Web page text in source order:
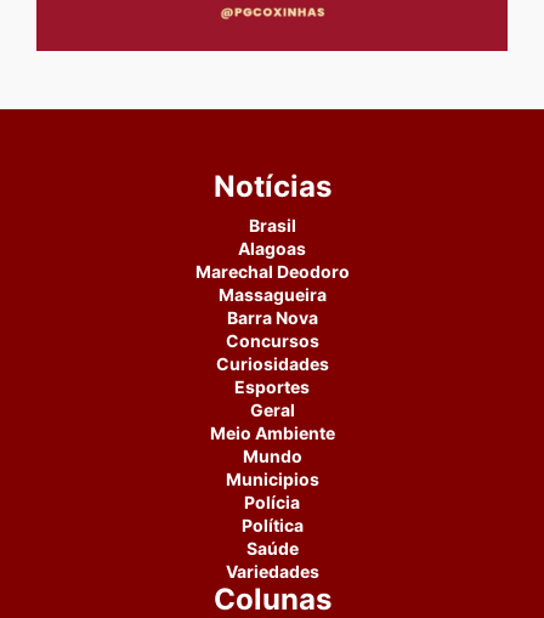
Notícias
Brasil
Alagoas
Marechal Deodoro
Massagueira
Barra Nova
Concursos
Curiosidades
Esportes
Geral
Meio Ambiente
Mundo
Municipios
Polícia
Política
Saúde
Variedades
Colunas